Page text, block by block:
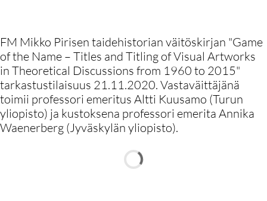
FM Mikko Pirisen taidehistorian väitöskirjan "Game
of the Name – Titles and Titling of Visual Artworks
in Theoretical Discussions from 1960 to 2015"
tarkastustilaisuus 21.11.2020. Vastaväittäjänä
toimii professori emeritus Altti Kuusamo (Turun
yliopisto) ja kustoksena professori emerita Annika
Waenerberg (Jyväskylän yliopisto).